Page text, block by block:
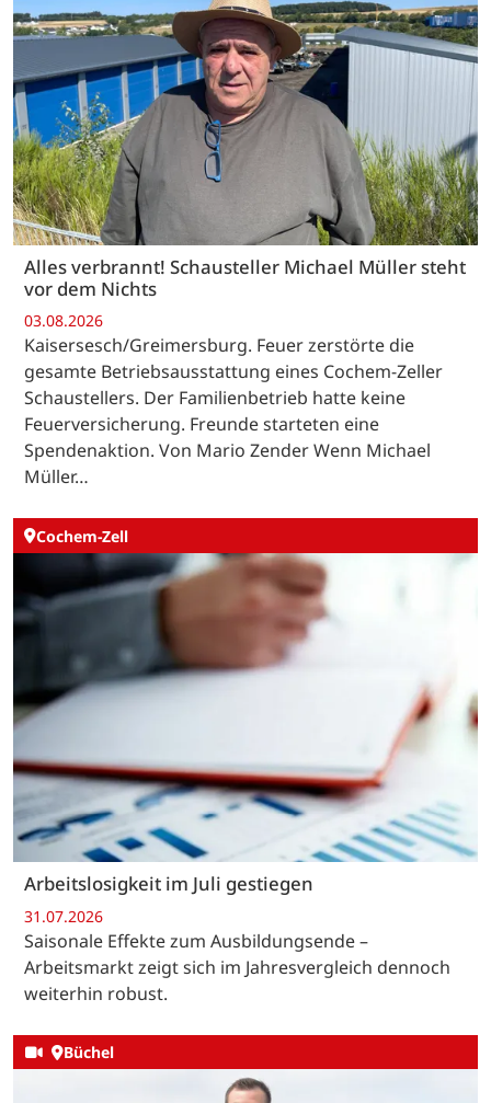
Alles verbrannt! Schausteller Michael Müller steht
vor dem Nichts
03.08.2026
Kaisersesch/Greimersburg. Feuer zerstörte die
gesamte Betriebsausstattung eines Cochem-Zeller
Schaustellers. Der Familienbetrieb hatte keine
Feuerversicherung. Freunde starteten eine
Spendenaktion. Von Mario Zender Wenn Michael
Müller…
Cochem-Zell
Arbeitslosigkeit im Juli gestiegen
31.07.2026
Saisonale Effekte zum Ausbildungsende –
Arbeitsmarkt zeigt sich im Jahresvergleich dennoch
weiterhin robust.
Büchel